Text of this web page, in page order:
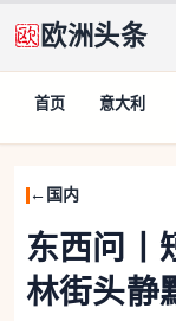
欧洲头条
首页 意大利
国内
东西问丨
林街头静